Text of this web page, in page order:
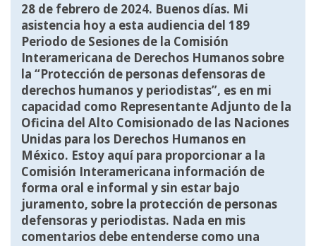
28 de febrero de 2024. Buenos días. Mi
asistencia hoy a esta audiencia del 189
Periodo de Sesiones de la Comisión
Interamericana de Derechos Humanos sobre
la “Protección de personas defensoras de
derechos humanos y periodistas”, es en mi
capacidad como Representante Adjunto de la
Oficina del Alto Comisionado de las Naciones
Unidas para los Derechos Humanos en
México. Estoy aquí para proporcionar a la
Comisión Interamericana información de
forma oral e informal y sin estar bajo
juramento, sobre la protección de personas
defensoras y periodistas. Nada en mis
comentarios debe entenderse como una